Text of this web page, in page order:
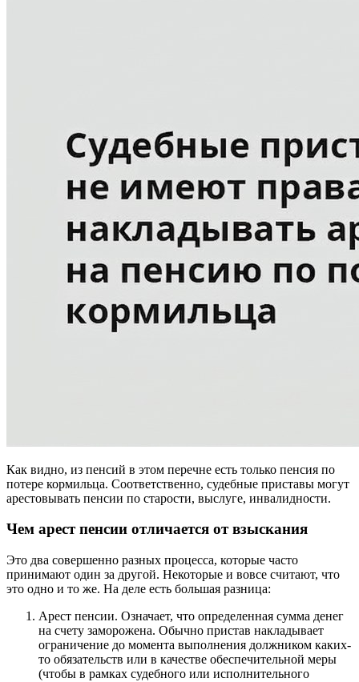
Как видно, из пенсий в этом перечне есть только пенсия по
потере кормильца. Соответственно, судебные приставы могут
арестовывать пенсии по старости, выслуге, инвалидности.
Чем арест пенсии отличается от взыскания
Это два совершенно разных процесса, которые часто
принимают один за другой. Некоторые и вовсе считают, что
это одно и то же. На деле есть большая разница:
Арест пенсии. Означает, что определенная сумма денег
на счету заморожена. Обычно пристав накладывает
ограничение до момента выполнения должником каких-
то обязательств или в качестве обеспечительной меры
(чтобы в рамках судебного или исполнительного